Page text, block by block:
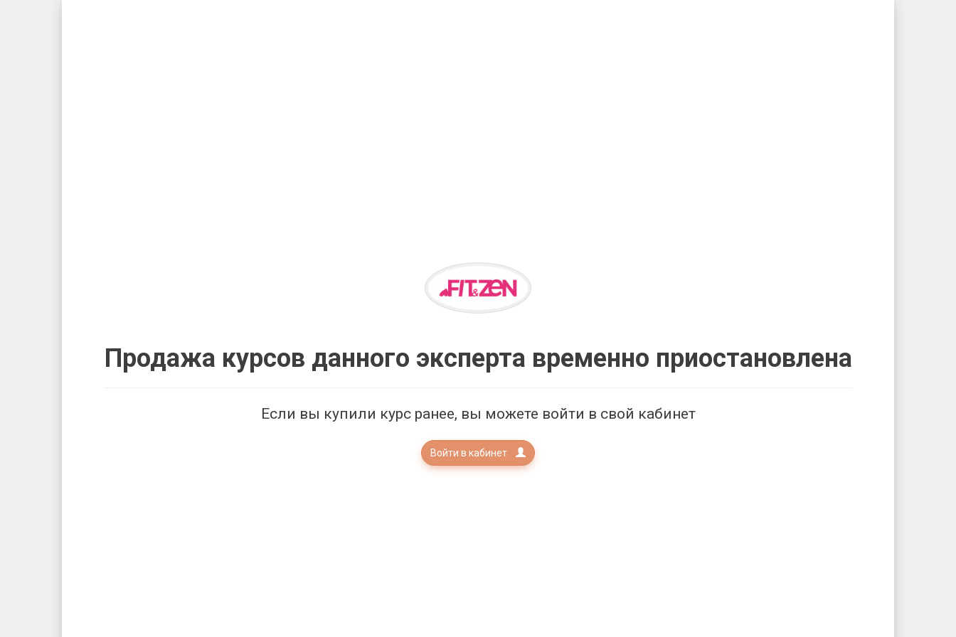
Продажа курсов данного эксперта временно приостановлена
Если вы купили курс ранее, вы можете войти в свой кабинет
Войти в кабинет